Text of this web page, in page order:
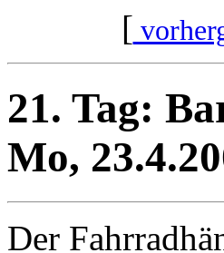
[
21. Tag:
Mo,
Der